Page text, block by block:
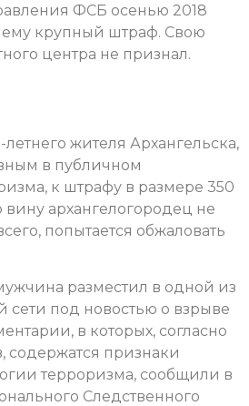
ФСБ осенью 2018
ему крупный штраф. Свою
центра не признал.
жителя Архангельска,
в публичном
к штрафу в размере 350
архангелогородец не
попытается обжаловать
разместил в одной из
сети под новостью о взрыве
в которых, согласно
содержатся признаки
терроризма, сообщили в
Следственного